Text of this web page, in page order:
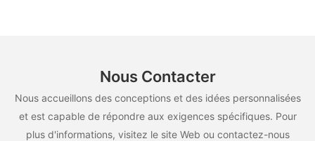
Nous Contacter
Nous accueillons des conceptions et des idées personnalisées
et est capable de répondre aux exigences spécifiques. Pour
plus d'informations, visitez le site Web ou contactez-nous